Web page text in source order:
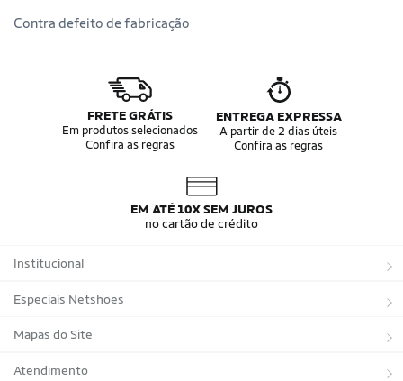
Contra defeito de fabricação
FRETE GRÁTIS
Em produtos selecionados
Confira as regras
ENTREGA EXPRESSA
A partir de 2 dias úteis
Confira as regras
EM ATÉ 10X SEM JUROS
no cartão de crédito
Institucional
Sobre a Netshoes
Política de Privacidade
Programa de Afiliados
Especiais Netshoes
Suplementos
Corrida
Mapas do Site
Marcas
Atendimento